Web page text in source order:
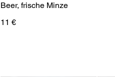
Beer, frische Minze
11 €